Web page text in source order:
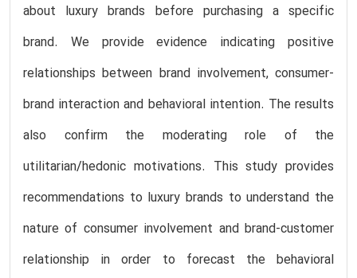
about luxury brands before purchasing a specific
brand. We provide evidence indicating positive
relationships between brand involvement, consumer-
brand interaction and behavioral intention. The results
also confirm the moderating role of the
utilitarian/hedonic motivations. This study provides
recommendations to luxury brands to understand the
nature of consumer involvement and brand-customer
relationship in order to forecast the behavioral